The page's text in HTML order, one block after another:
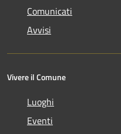
Comunicati
Avvisi
Vivere il Comune
Luoghi
Eventi